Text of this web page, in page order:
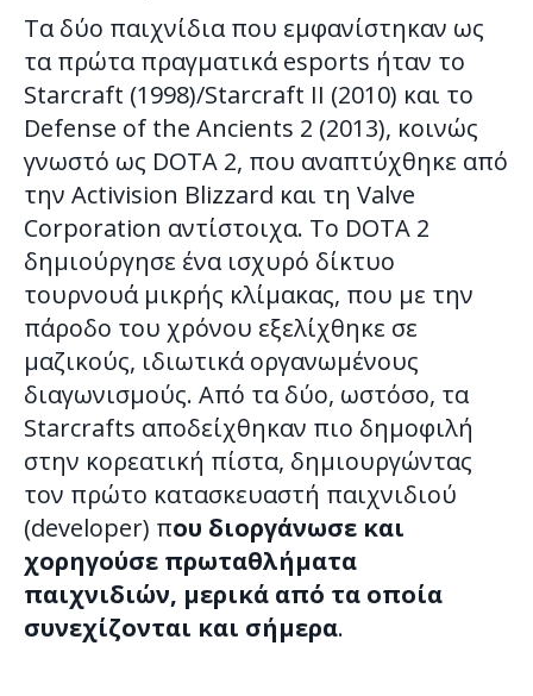
Τα δύο παιχνίδια που εμφανίστηκαν ως
τα πρώτα πραγματικά esports ήταν το
Starcraft (1998)/Starcraft II (2010) και το
Defense of the Ancients 2 (2013), κοινώς
γνωστό ως DOTA 2, που αναπτύχθηκε από
την Activision Blizzard και τη Valve
Corporation αντίστοιχα. Το DOTA 2
δημιούργησε ένα ισχυρό δίκτυο
τουρνουά μικρής κλίμακας, που με την
πάροδο του χρόνου εξελίχθηκε σε
μαζικούς, ιδιωτικά οργανωμένους
διαγωνισμούς. Από τα δύο, ωστόσο, τα
Starcrafts αποδείχθηκαν πιο δημοφιλή
στην κορεατική πίστα, δημιουργώντας
τον πρώτο κατασκευαστή παιχνιδιού
(developer) που διοργάνωσε και
χορηγούσε πρωταθλήματα
παιχνιδιών, μερικά από τα οποία
συνεχίζονται και σήμερα.